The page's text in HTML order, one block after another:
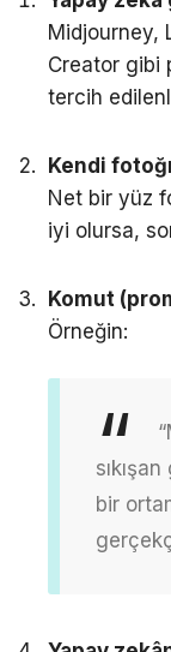
Midjourney,
Creator gibi
tercih
Kendi
Net bir yüz
iyi olursa,
Komut
Örneğin:
bir